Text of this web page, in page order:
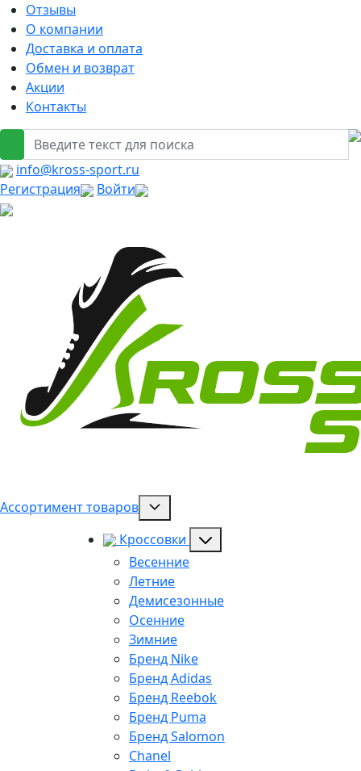
Отзывы
О компании
Доставка и оплата
Обмен и возврат
Акции
Контакты
info@kross-sport.ru
Регистрация
Войти
Ассортимент товаров
Кроссовки
Весенние
Летние
Демисезонные
Осенние
Зимние
Бренд Nike
Бренд Adidas
Бренд Reebok
Бренд Puma
Бренд Salomon
Chanel